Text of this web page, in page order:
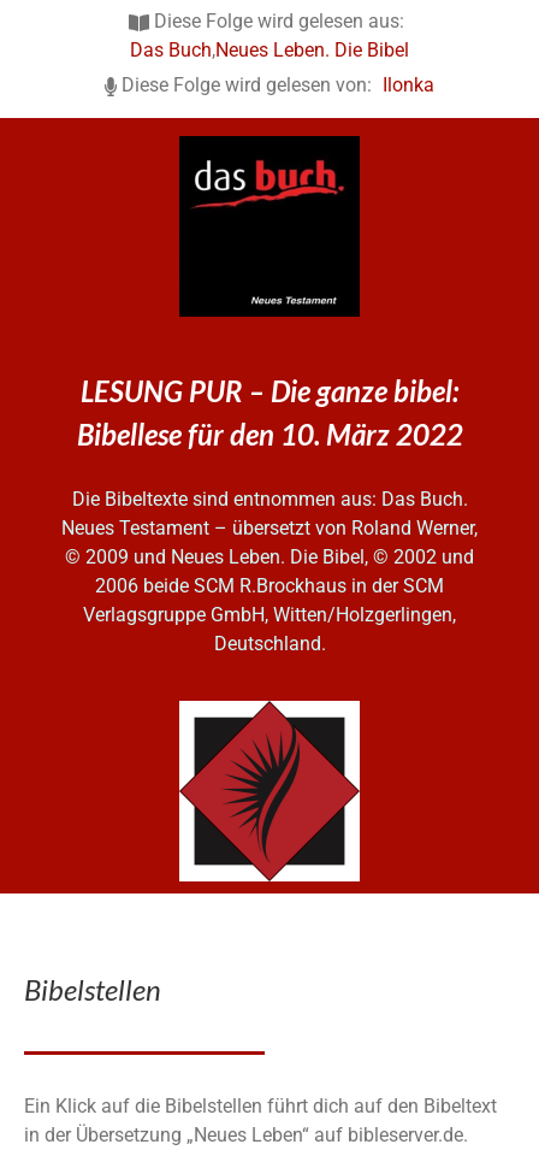
Diese Folge wird gelesen aus:
Das Buch,Neues Leben. Die Bibel
Diese Folge wird gelesen von: Ilonka
LESUNG PUR – Die ganze bibel:
Bibellese für den 10. März 2022
Die Bibeltexte sind entnommen aus: Das Buch.
Neues Testament – übersetzt von Roland Werner,
© 2009 und Neues Leben. Die Bibel, © 2002 und
2006 beide SCM R.Brockhaus in der SCM
Verlagsgruppe GmbH, Witten/Holzgerlingen,
Deutschland.
Bibelstellen
Ein Klick auf die Bibelstellen führt dich auf den Bibeltext
in der Übersetzung „Neues Leben“ auf bibleserver.de.